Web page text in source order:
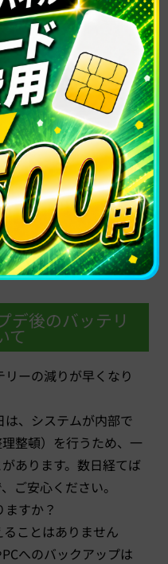
中身はiPhone 13と同
使い続けたい「実利
デ後のバッテリ
て
ーの減りが早くなり
、システムが内部で
整頓）を行うため、一
あります。数日経てば
ご安心ください。
すか？
ことはありません
へのバックアップは